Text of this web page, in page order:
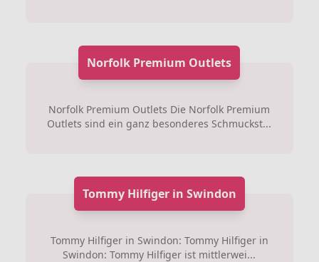
Norfolk Premium Outlets
Norfolk Premium Outlets Die Norfolk Premium
Outlets sind ein ganz besonderes Schmuckst...
Tommy Hilfiger in Swindon
Tommy Hilfiger in Swindon: Tommy Hilfiger in
Swindon: Tommy Hilfiger ist mittlerwei...